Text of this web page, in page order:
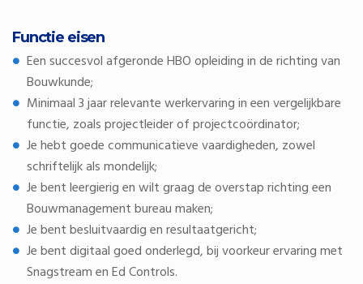
Functie eisen
Een succesvol afgeronde HBO opleiding in de richting van
Bouwkunde;
Minimaal 3 jaar relevante werkervaring in een vergelijkbare
functie, zoals projectleider of projectcoördinator;
Je hebt goede communicatieve vaardigheden, zowel
schriftelijk als mondelijk;
Je bent leergierig en wilt graag de overstap richting een
Bouwmanagement bureau maken;
Je bent besluitvaardig en resultaatgericht;
Je bent digitaal goed onderlegd, bij voorkeur ervaring met
Snagstream en Ed Controls.